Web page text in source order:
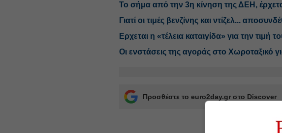
Το σήμα από την 3η κίνηση της ΔΕΗ,
Γιατί οι τιμές βενζίνης και ντίζελ...
Ερχεται η «τέλεια καταιγίδα» για την τιμή
Οι ενστάσεις της αγοράς στο Χωροταξικό
Προσθέστε το euro2day.gr στο Discover